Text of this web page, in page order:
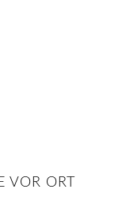
VOR ORT